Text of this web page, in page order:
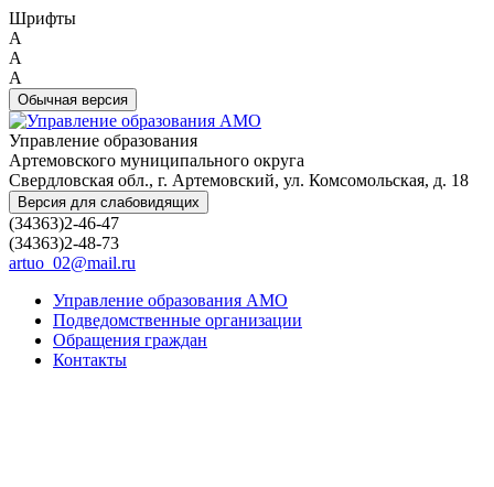
Шрифты
A
A
A
Обычная версия
Управление образования
Артемовского муниципального округа
Свердловская обл., г. Артемовский, ул. Комсомольская, д. 18
Версия для слабовидящих
(34363)2-46-47
(34363)2-48-73
artuo_02@mail.ru
Управление образования АМО
Подведомственные организации
Обращения граждан
Контакты